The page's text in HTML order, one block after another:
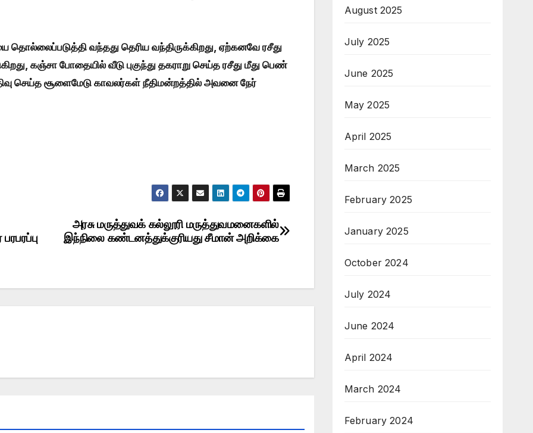
வந்தது தெரிய வந்திருக்கிறது, ஏற்கனவே ரசீது
கஞ்சா போதையில் வீடு புகுந்து தகராறு செய்த ரசீது மீது பெண்
செய்த சூளைமேடு காவலர்கள் நீதிமன்றத்தில் அவனை நேர்
அரசு மருத்துவக் கல்லூரி மருத்துவமனைகளில்
இந்நிலை கண்டனத்துக்குரியது சீமான் அறிக்கை
August 2025
July 2025
June 2025
May 2025
April 2025
March 2025
February 2025
January 2025
October 2024
July 2024
June 2024
April 2024
March 2024
February 2024